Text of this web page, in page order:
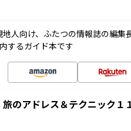
人向け、ふたつの情報誌の編
するガイド本です
のアドレス＆テクニック１